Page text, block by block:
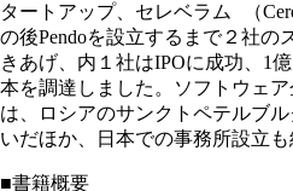
タートアップ、セレベラム （
の後Pendoを設立するまで２社の
きあげ、内１社はIPOに成功、1
本を調達しました。ソフトウェ
は、ロシアのサンクトペテルブ
いだほか、日本での事務所設立も
■書籍概要